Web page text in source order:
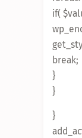
if(
break;
}
}
}